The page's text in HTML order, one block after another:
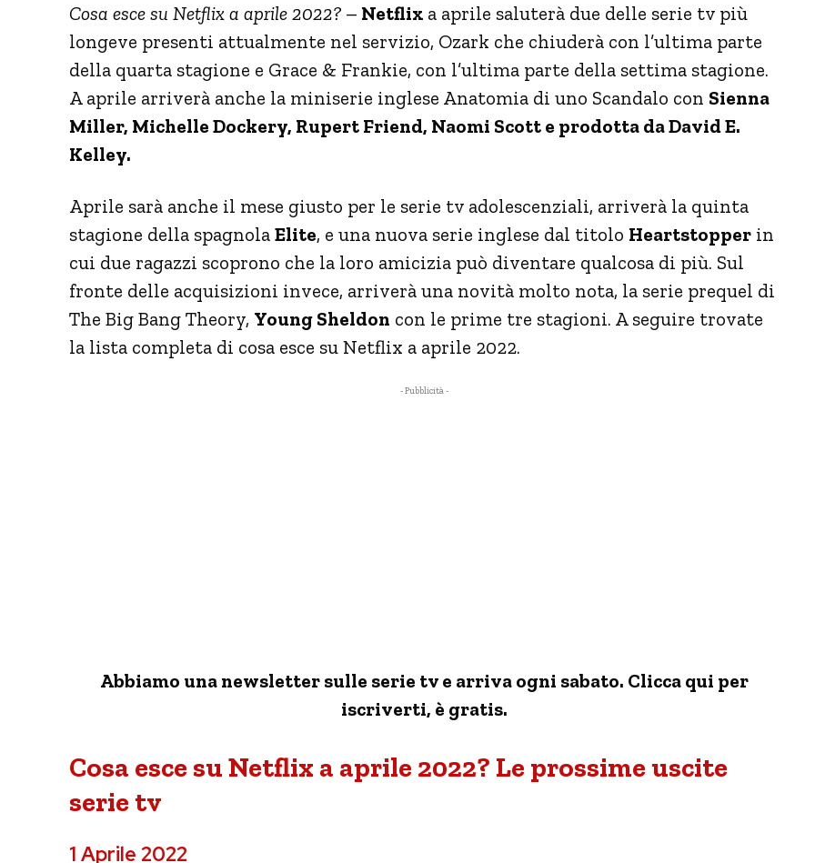
Cosa esce su Netflix a aprile 2022? – Netflix a aprile saluterà due delle serie tv più
longeve presenti attualmente nel servizio, Ozark che chiuderà con l’ultima parte
della quarta stagione e Grace & Frankie, con l’ultima parte della settima stagione.
A aprile arriverà anche la miniserie inglese Anatomia di uno Scandalo con Sienna
Miller, Michelle Dockery, Rupert Friend, Naomi Scott e prodotta da David E.
Kelley.
Aprile sarà anche il mese giusto per le serie tv adolescenziali, arriverà la quinta
stagione della spagnola Elite, e una nuova serie inglese dal titolo Heartstopper in
cui due ragazzi scoprono che la loro amicizia può diventare qualcosa di più. Sul
fronte delle acquisizioni invece, arriverà una novità molto nota, la serie prequel di
The Big Bang Theory, Young Sheldon con le prime tre stagioni. A seguire trovate
la lista completa di cosa esce su Netflix a aprile 2022.
- Pubblicità -
Abbiamo una newsletter sulle serie tv e arriva ogni sabato. Clicca qui per
iscriverti, è gratis.
Cosa esce su Netflix a aprile 2022? Le prossime uscite
serie tv
1 Aprile 2022